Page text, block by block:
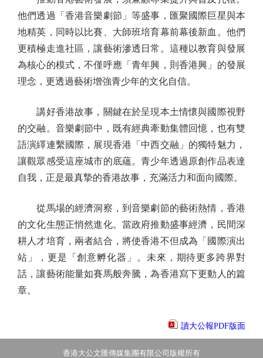
他們透過「香港音樂劇節」等盛事，匯聚國際巨星與本
地精英，同時以比賽、大師班培育幕前幕後新血。他們
更積極走進社區，讓藝術滲透日常。這種以教育與發展
為核心的模式，不僅呼應「青年興，則香港興」的發展
理念，更透過藝術增強青少年的文化自信。
講好香港故事，關鍵在於呈現本土情懷與國際視野
的交融。音樂劇節中，既有經典牽動集體回憶，也有雙
語演繹連繫國際，展現香港「中西交融」的獨特魅力，
讓觀眾感受這座城市的底蘊。青少年透過原創作品表達
自我，正是最真摯的香港故事，充滿活力和面向國際。
從馬場的經濟洞察，到音樂劇節的藝術熱情，香港
的文化生態正悄然進化。當政府推動盛事經濟，民間深
耕人才培育，兩者結合，將使香港不但成為「國際演出
站」，更是「創意孵化器」。未來，期待更多跨界對
話，讓藝術能量如賽馬般奔騰，為香港寫下更動人的篇
章。
讀大公報PDF版面
香港大公文匯傳媒集團有限公司版權所有